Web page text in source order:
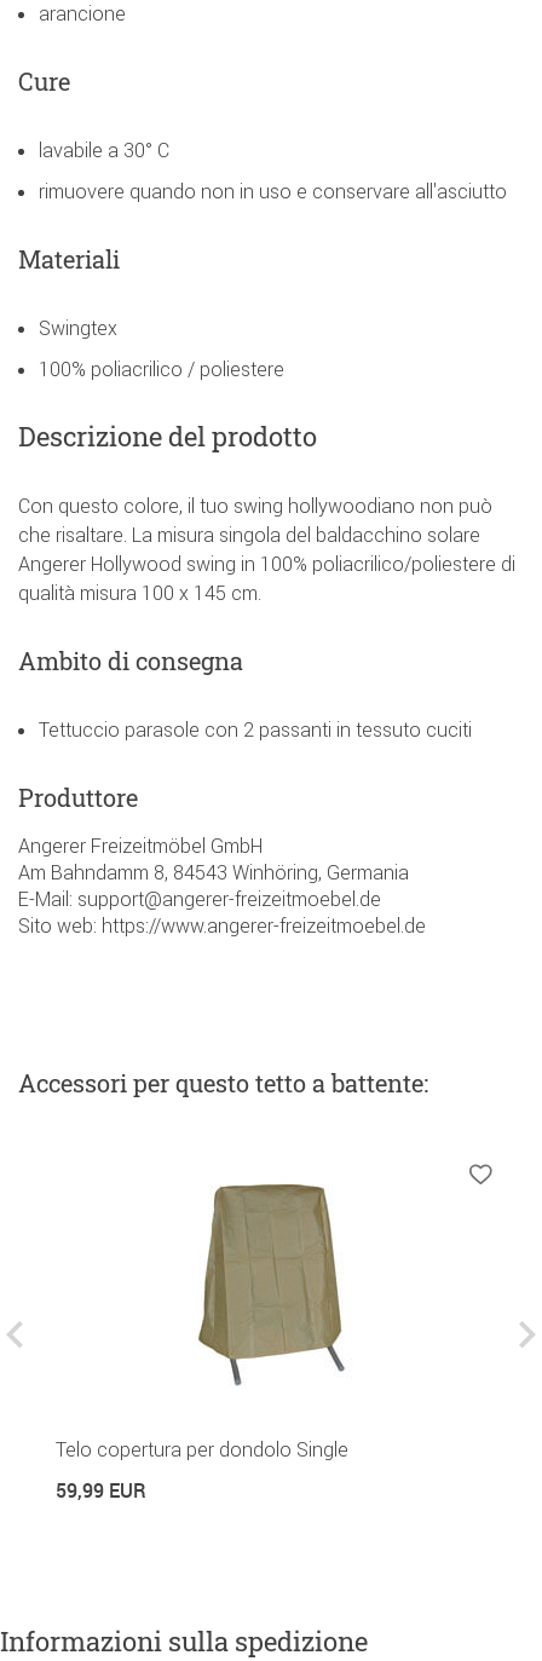
arancione
Cure
lavabile a 30° C
rimuovere quando non in uso e conservare all'asciutto
Materiali
Swingtex
100% poliacrilico / poliestere
Descrizione del prodotto
Con questo colore, il tuo swing hollywoodiano non può
che risaltare. La misura singola del baldacchino solare
Angerer Hollywood swing in 100% poliacrilico/poliestere di
qualità misura 100 x 145 cm.
Ambito di consegna
Tettuccio parasole con 2 passanti in tessuto cuciti
Produttore
Angerer Freizeitmöbel GmbH
Am Bahndamm 8, 84543 Winhöring, Germania
E-Mail: support@angerer-freizeitmoebel.de
Sito web: https://www.angerer-freizeitmoebel.de
Accessoriper questo tetto a battente:
Telo copertura per dondolo Single
59,99 EUR
Informazioni sulla spedizione